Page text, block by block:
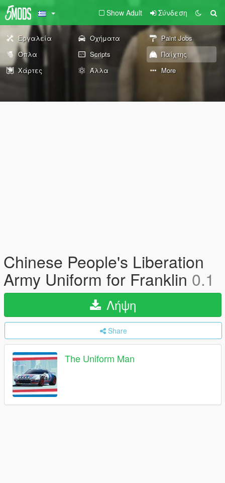
Show Adult Σύνδεση
Εργαλεία Οχήματα
Paint Jobs
Όπλα
Scripts
Παίχτης
Χάρτες
Άλλα More
Chinese People's Liberation
Army Uniform for Franklin 0.1
Λήψη
Share
The Uniform Man